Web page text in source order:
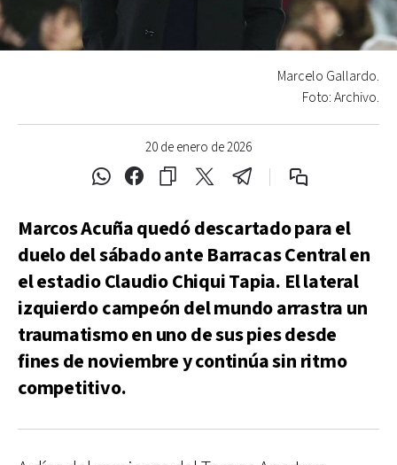
20 de enero de 2026
Marcelo Gallardo.
Foto: Archivo.
Marcos Acuña quedó descartado para el
duelo del sábado ante Barracas Central en
el estadio Claudio Chiqui Tapia. El lateral
izquierdo campeón del mundo arrastra un
traumatismo en uno de sus pies desde
fines de noviembre y continúa sin ritmo
competitivo.